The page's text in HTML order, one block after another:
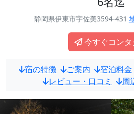
静岡県伊東市宇佐美3594-431
今すぐコンタ
宿の特徴 ご案内 宿泊料金
レビュー・口コミ
周